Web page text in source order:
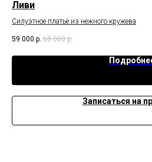
Ливи
Силуэтное платье из нежного кружева
59 000 р. 68 000 р.
Записаться на